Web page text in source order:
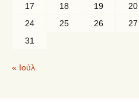
17
18 19 20
24
25 26 27
31
« Ιούλ